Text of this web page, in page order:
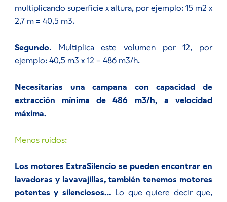
multiplicando superficie x altura, por ejemplo: 15 m2 x
2,7 m = 40,5 m3.
Segundo. Multiplica este volumen por 12, por
ejemplo: 40,5 m3 x 12 = 486 m3/h.
Necesitarías una campana con capacidad de
extracción mínima de 486 m3/h, a velocidad
máxima.
Menos ruidos:
Los motores ExtraSilencio se pueden encontrar en
lavadoras y lavavajillas, también tenemos motores
potentes y silenciosos… Lo que quiere decir que,